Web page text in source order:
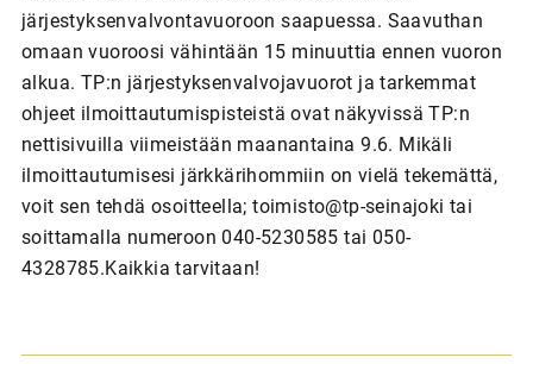
järjestyksenvalvontavuoroon saapuessa. Saavuthan
omaan vuoroosi vähintään 15 minuuttia ennen vuoron
alkua. TP:n järjestyksenvalvojavuorot ja tarkemmat
ohjeet ilmoittautumispisteistä ovat näkyvissä TP:n
nettisivuilla viimeistään maanantaina 9.6. Mikäli
ilmoittautumisesi järkkärihommiin on vielä tekemättä,
voit sen tehdä osoitteella; toimisto@tp-seinajoki tai
soittamalla numeroon 040-5230585 tai 050-
4328785.Kaikkia tarvitaan!